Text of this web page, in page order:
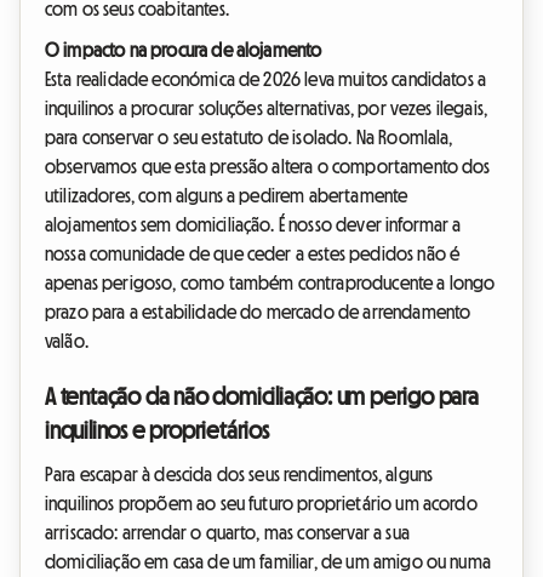
com os seus coabitantes.
O impacto na procura de alojamento
Esta realidade económica de 2026 leva muitos candidatos a
inquilinos a procurar soluções alternativas, por vezes ilegais,
para conservar o seu estatuto de isolado. Na Roomlala,
observamos que esta pressão altera o comportamento dos
utilizadores, com alguns a pedirem abertamente
alojamentos sem domiciliação. É nosso dever informar a
nossa comunidade de que ceder a estes pedidos não é
apenas perigoso, como também contraproducente a longo
prazo para a estabilidade do mercado de arrendamento
valão.
A tentação da não domiciliação: um perigo para
inquilinos e proprietários
Para escapar à descida dos seus rendimentos, alguns
inquilinos propõem ao seu futuro proprietário um acordo
arriscado: arrendar o quarto, mas conservar a sua
domiciliação em casa de um familiar, de um amigo ou numa